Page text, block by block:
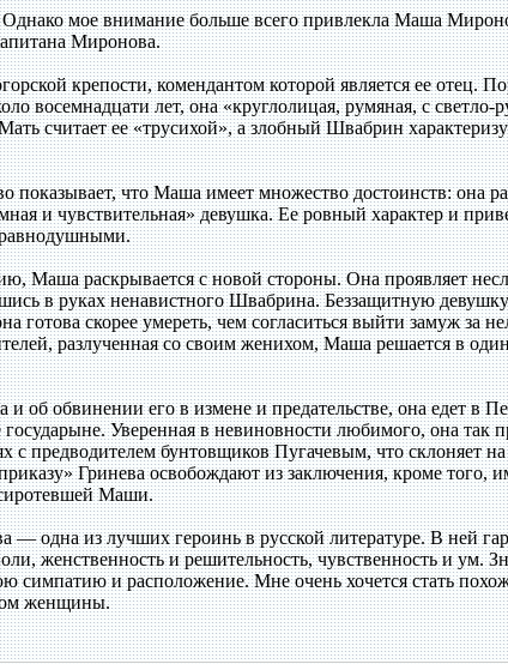
мое внимание больше всего привлекла Маша
Миронова.
крепости, комендантом которой является ее отец.
восемнадцати лет, она «круглолицая, румяная, с светло-
считает ее «трусихой», а злобный Швабрин
показывает, что Маша имеет множество достоинств: она
и чувствительная» девушка. Ее ровный характер и
Маша раскрывается с новой стороны. Она проявляет
в руках ненавистного Швабрина. Беззащитную
готова скорее умереть, чем согласиться выйти замуж за
разлученная со своим женихом, Маша решается в
и об обвинении его в измене и предательстве, она едет в
Уверенная в невиновности любимого, она так
с предводителем бунтовщиков Пугачевым, что склоняет
Гринева освобождают из заключения, кроме того,
Маши.
одна из лучших героинь в русской литературе. В ней
женственность и решительность, чувственность и ум.
симпатию и расположение. Мне очень хочется стать
женщины.